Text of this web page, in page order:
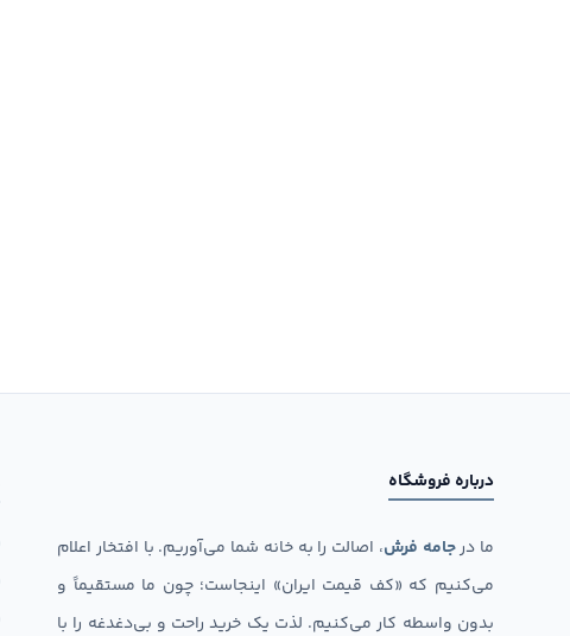
درباره فروشگاه
ما درجامه فرش، اصالت را به خانه شما می‌آوریم. با افتخار اعلام
می‌کنیم که «کف قیمت ایران» اینجاست؛ چون ما مستقیماً و
بدون واسطه کار می‌کنیم. لذت یک خرید راحت و بی‌دغدغه را با